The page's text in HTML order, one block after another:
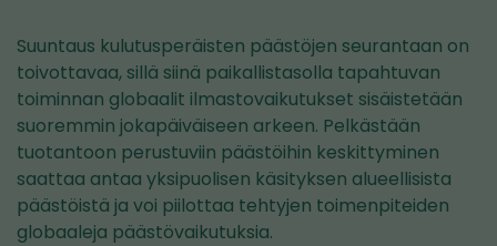
Suuntaus kulutusperäisten päästöjen seurantaan on
toivottavaa, sillä siinä paikallistasolla tapahtuvan
toiminnan globaalit ilmastovaikutukset sisäistetään
suoremmin jokapäiväiseen arkeen. Pelkästään
tuotantoon perustuviin päästöihin keskittyminen
saattaa antaa yksipuolisen käsityksen alueellisista
päästöistä ja voi piilottaa tehtyjen toimenpiteiden
globaaleja päästövaikutuksia.